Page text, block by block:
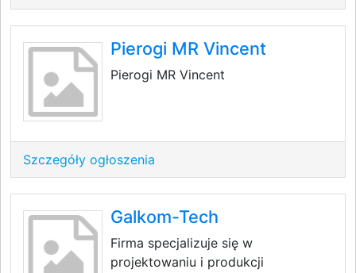
Pierogi MR Vincent
Pierogi MR Vincent
Szczegóły ogłoszenia
Galkom-Tech
Firma specjalizuje się w
projektowaniu i produkcji